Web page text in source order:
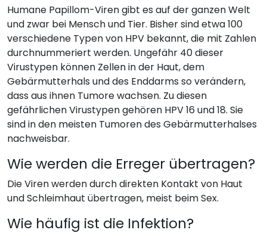
Humane Papillom-Viren gibt es auf der ganzen Welt
und zwar bei Mensch und Tier. Bisher sind etwa 100
verschiedene Typen von HPV bekannt, die mit Zahlen
durchnummeriert werden. Ungefähr 40 dieser
Virustypen können Zellen in der Haut, dem
Gebärmutterhals und des Enddarms so verändern,
dass aus ihnen Tumore wachsen. Zu diesen
gefährlichen Virustypen gehören HPV 16 und 18. Sie
sind in den meisten Tumoren des Gebärmutterhalses
nachweisbar.
Wie werden die Erreger übertragen?
Die Viren werden durch direkten Kontakt von Haut
und Schleimhaut übertragen, meist beim Sex.
Wie häufig ist die Infektion?